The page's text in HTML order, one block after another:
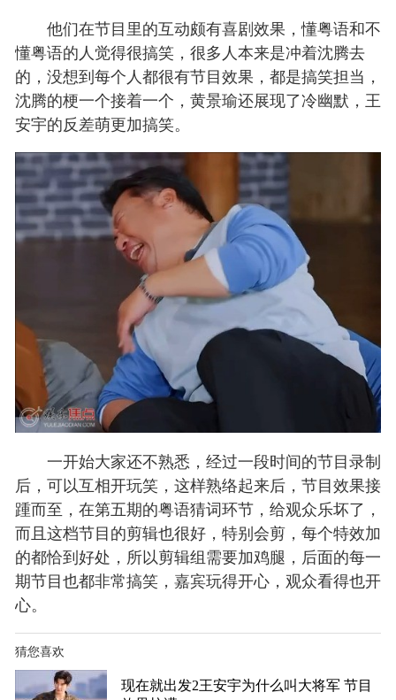
他们在节目里的互动颇有喜剧效果，懂粤语和不
懂粤语的人觉得很搞笑，很多人本来是冲着沈腾去
的，没想到每个人都很有节目效果，都是搞笑担当，
沈腾的梗一个接着一个，黄景瑜还展现了冷幽默，王
安宇的反差萌更加搞笑。
一开始大家还不熟悉，经过一段时间的节目录制
后，可以互相开玩笑，这样熟络起来后，节目效果接
踵而至，在第五期的粤语猜词环节，给观众乐坏了，
而且这档节目的剪辑也很好，特别会剪，每个特效加
的都恰到好处，所以剪辑组需要加鸡腿，后面的每一
期节目也都非常搞笑，嘉宾玩得开心，观众看得也开
心。
猜您喜欢
现在就出发2王安宇为什么叫大将军 节目